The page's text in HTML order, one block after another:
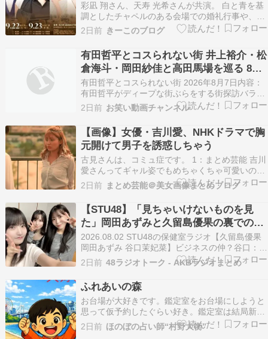
彩凪 翔さん、天寿 光希さんが共演。 白と青を基
調としたチャペルのある会場での婚礼行事や、法
人利用での会場、 コンサートやイベント目的での
会場と、３種類の会場があり赤坂駅近くのお洒落
な会場。 本公演は、お食事とショーの構成です。
歌とパフォーマンスが楽しみですね。 最大着席数
１２…
2日前 きーこのブログ
有田哲平とコスられない街 井上裕介・松
倉海斗・岡田紗佳と高田馬場を巡る 8月7
日
有田哲平とコスられない街 2026年8月7日内容：
有田哲平がディープな街ぶらをする街探訪バラエ
ティ出演者：有田哲平 井上裕介 松倉海斗 岡田紗
佳
2日前 お笑い動画チャンネル
【画像】女優・吉川愛、NHKドラマで胸
元開けて男子を誘惑しちゃう
古見さんは、コミュ症です。 1：まとめ芸能 吉川
愛さんってギャル姿でもめちゃくちゃ可愛いのか
よ……聞いてないぞ…… 2：まとめ芸能 ええ？！
めっちゃ可愛いけど 3：まとめ芸能 すごい美人ハ
ーフだよね？ 4：まとめ芸能 芸名にしては特徴が
なさすぎる名前 5：まとめ芸能 あの天才子…
2日前 まとめ芸能＠美女画像まとめブログ
【STU48】「見ちゃいけないものを見
た」岡田あずみと久留島優果の裏での関
係に先輩も戸惑う
2026.08.02 STU48の保健室ラジオ【久留島優果
岡田あずみ 谷口茉妃菜】ビジネスの仲？谷口：2
人は最近どうですか？私から見たら結構仲良いか
なみたいな。岡田：まあでも一応ビジネスみたい
な感じで。谷口：やっぱそうだよね。ビジネスの
仲やなって思ってたんよね。久留島：思ってま…
2日前 48ラジオトーク - AKBラジオまとめ
ふれあいの森
お台場が大好きです。鑑定室をお台場にしようと
思って仮予約したぐらい好き。鑑定室は結局新宿
だけど遊びには行く。今日もお台場に来ました。
カブトムシやクワガタが好きだからそれも見た
2日前 ほのぼの占い師“村野大衡”